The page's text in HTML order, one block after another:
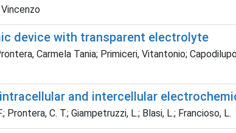
device with transparent electrolyte
Carmela Tania; Primiceri, Vitantonio;
and intercellular
Prontera, C. T.; Giampetruzzi, L.; Blasi, L.; Francioso, L.